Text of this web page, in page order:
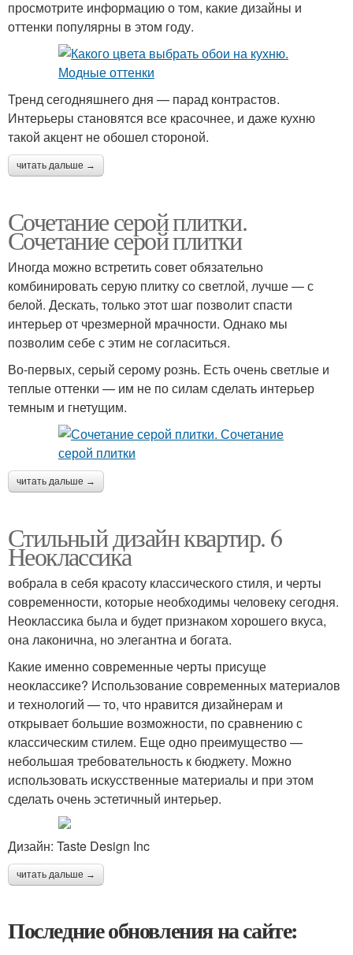
просмотрите информацию о том, какие дизайны и
оттенки популярны в этом году.
Тренд сегодняшнего дня — парад контрастов.
Интерьеры становятся все красочнее, и даже кухню
такой акцент не обошел стороной.
читать дальше →
Сочетание серой плитки.
Сочетание серой плитки
Иногда можно встретить совет обязательно
комбинировать серую плитку со светлой, лучше — с
белой. Дескать, только этот шаг позволит спасти
интерьер от чрезмерной мрачности. Однако мы
позволим себе с этим не согласиться.
Во-первых, серый серому рознь. Есть очень светлые и
теплые оттенки — им не по силам сделать интерьер
темным и гнетущим.
читать дальше →
Стильный дизайн квартир. 6
Неоклассика
вобрала в себя красоту классического стиля, и черты
современности, которые необходимы человеку сегодня.
Неоклассика была и будет признаком хорошего вкуса,
она лаконична, но элегантна и богата.
Какие именно современные черты присуще
неоклассике? Использование современных материалов
и технологий — то, что нравится дизайнерам и
открывает большие возможности, по сравнению с
классическим стилем. Еще одно преимущество —
небольшая требовательность к бюджету. Можно
использовать искусственные материалы и при этом
сделать очень эстетичный интерьер.
Дизайн: Taste Design Inc
читать дальше →
Последние обновления на сайте: